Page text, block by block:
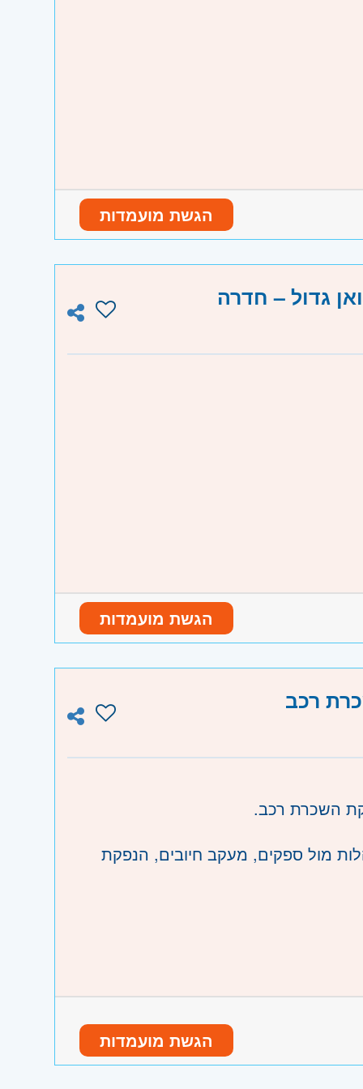
והוד השרון, ראש העין, הרצליה ורמת
הגשת מועמדות
שבוצעו
והוד השרון, ראש העין, הרצליה ורמת
הגשת מועמדות
רכב
השכרת רכב.
מול ספקים, מעקב חיובים, הנפקת
הגשת מועמדות